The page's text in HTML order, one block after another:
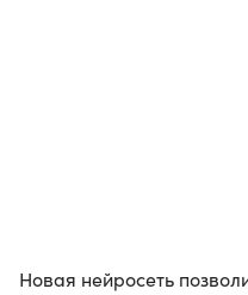
Новая нейросеть